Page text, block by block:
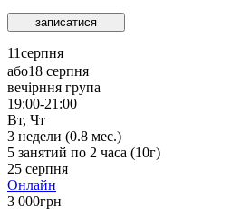
записатися
11серпня
або18 серпня
вечірння група
19:00-21:00
Вт, Чт
3 недели (0.8 мес.)
5 занятий по 2 часа (10г)
25 серпня
Онлайн
3 000грн